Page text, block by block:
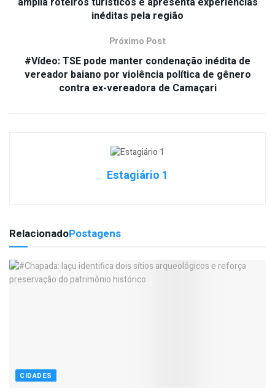
inéditas pela região
Próximo Post
#Vídeo: TSE pode manter condenação inédita de
vereador baiano por violência política de gênero
contra ex-vereadora de Camaçari
Estagiário 1
RelacionadoPostagens
CIDADES